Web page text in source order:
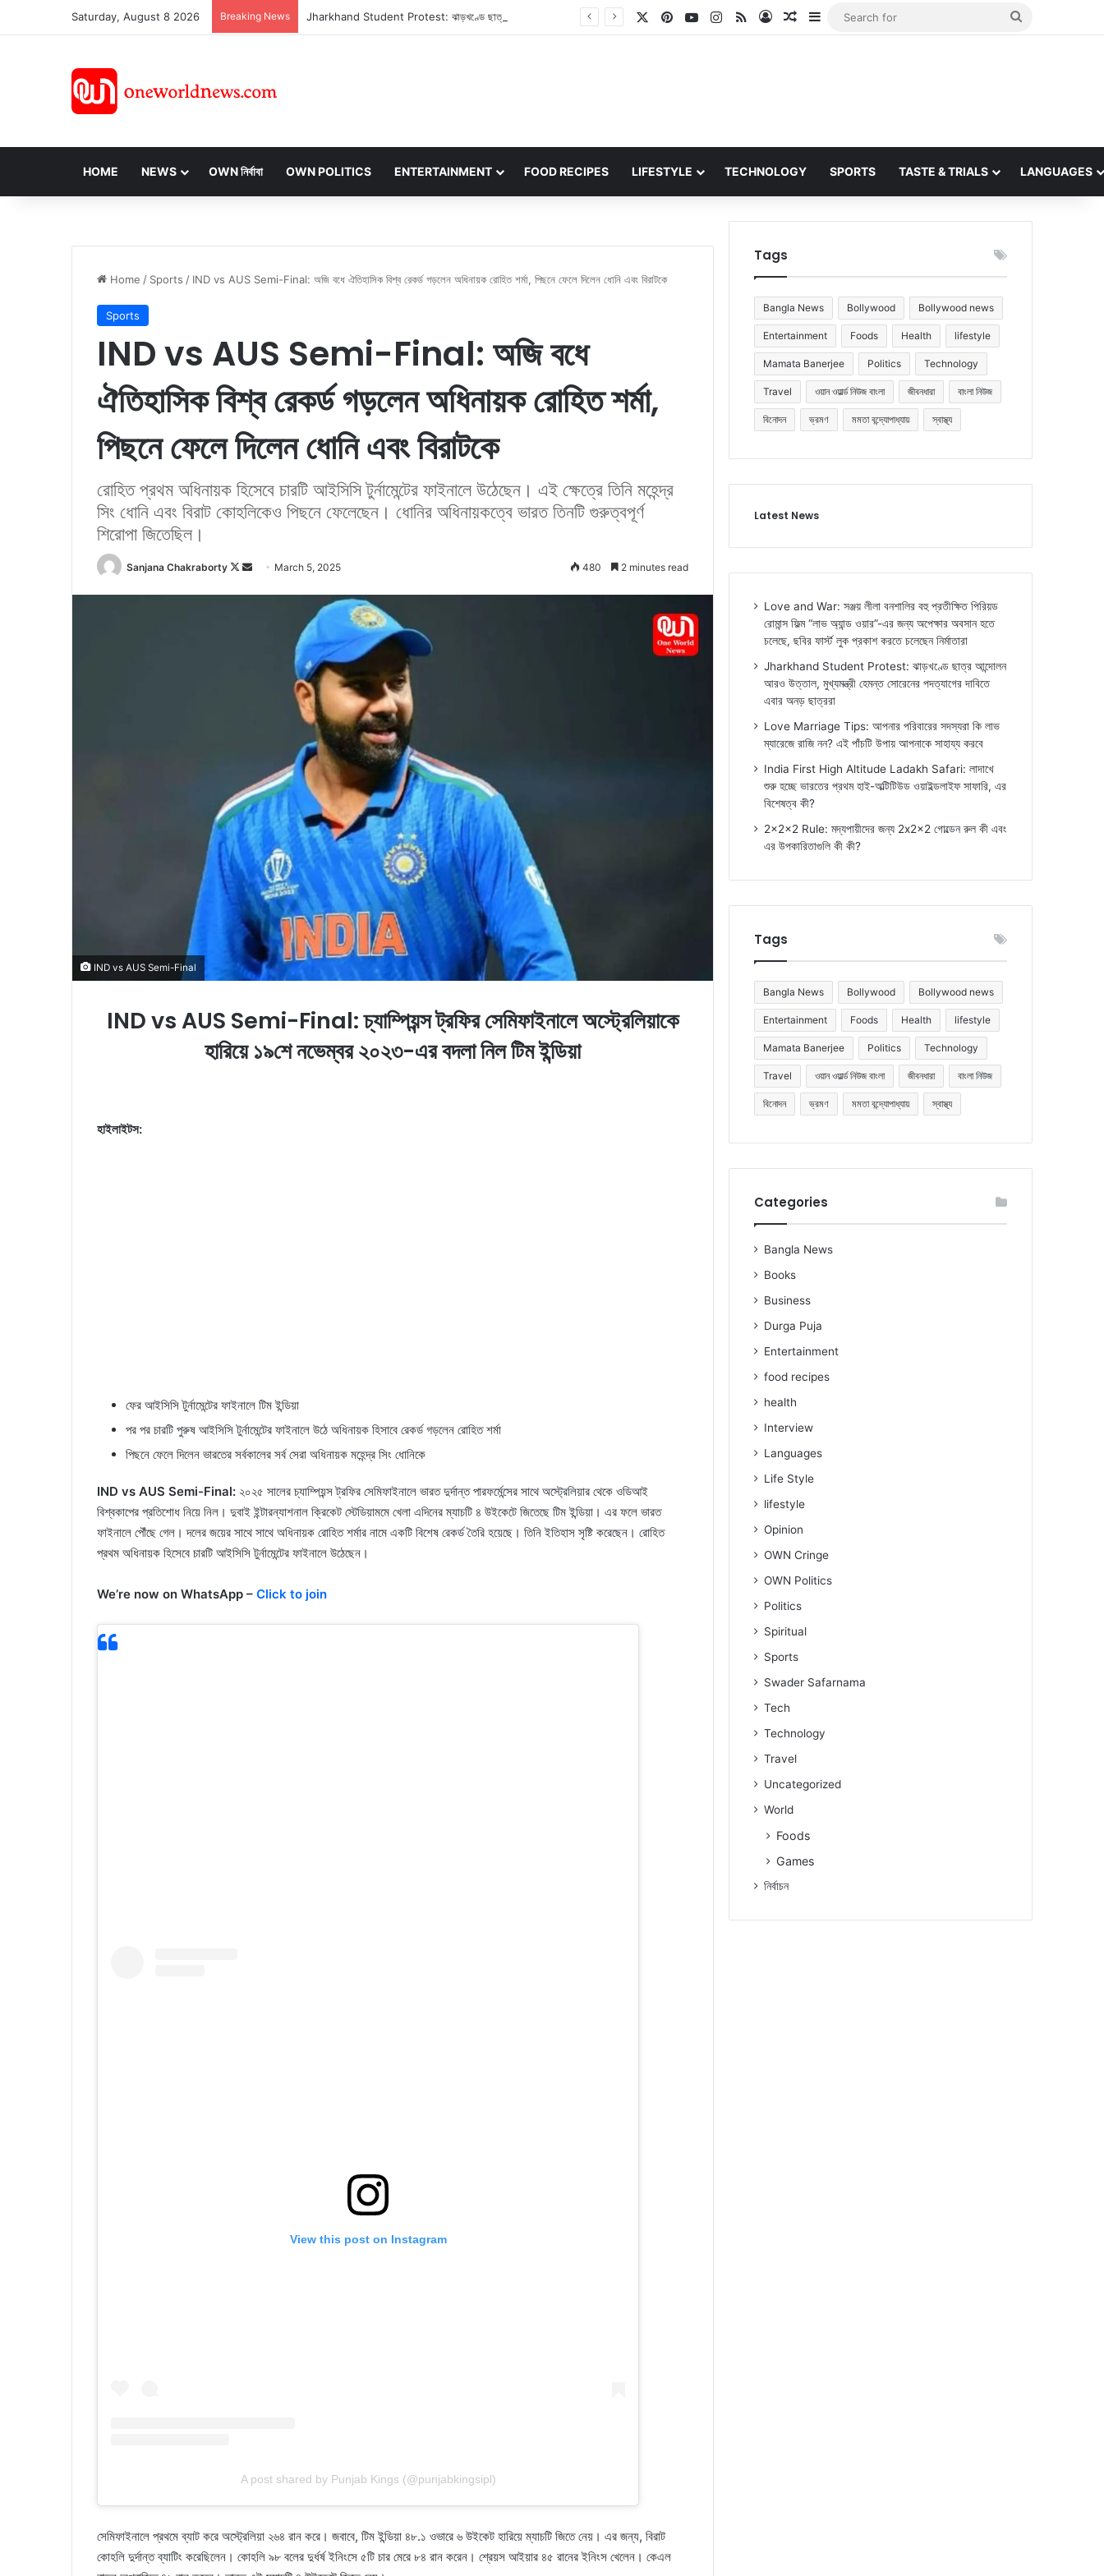
Saturday, August 8 2026 Breaking News PinterestYouTubeInstagram
RSS Log InRandom Article
Sidebar
HOME NEWS OWN নির্বাবা OWN POLITICS ENTERTAINMENT FOOD RECIPES LIFESTYLE TECHNOLOGY SPORTS TASTE & TRIALS LANGUAGES
Home / Sports / IND vs AUS Semi-Final: অজি বধে ঐতিহাসিক বিশ্ব রেকর্ড গড়লেন অধিনায়ক রোহিত শর্মা, পিছনে ফেলে দিলেন ধোনি এবং বিরাটকে
Sports
IND vs AUS Semi-Final: অজি বধে
ঐতিহাসিক বিশ্ব রেকর্ড গড়লেন অধিনায়ক রোহিত শর্মা,
পিছনে ফেলে দিলেন ধোনি এবং বিরাটকে
রোহিত প্রথম অধিনায়ক হিসেবে চারটি আইসিসি টুর্নামেন্টের ফাইনালে উঠেছেন। এই ক্ষেত্রে তিনি মহেন্দ্র
সিং ধোনি এবং বিরাট কোহলিকেও পিছনে ফেলেছেন। ধোনির অধিনায়কত্বে ভারত তিনটি গুরুত্বপূর্ণ
শিরোপা জিতেছিল।
Sanjana Chakraborty
F
March 5, 2025 480 2 minutes read
IND vs AUS Semi-Final
IND vs AUS Semi-Final: চ্যাম্পিয়ন্স ট্রফির সেমিফাইনালে অস্ট্রেলিয়াকে
হারিয়ে ১৯শে নভেম্বর ২০২৩-এর বদলা নিল টিম ইন্ডিয়া
হাইলাইটস:
ফের আইসিসি টুর্নামেন্টের ফাইনালে টিম ইন্ডিয়া
পর পর চারটি পুরুষ আইসিসি টুর্নামেন্টের ফাইনালে উঠে অধিনায়ক হিসাবে রেকর্ড গড়লেন রোহিত শর্মা
পিছনে ফেলে দিলেন ভারতের সর্বকালের সর্ব সেরা অধিনায়ক মহেন্দ্র সিং ধোনিকে
IND vs AUS Semi-Final: ২০২৫ সালের চ্যাম্পিয়ন্স ট্রফির সেমিফাইনালে ভারত দুর্দান্ত পারফর্মেন্সের সাথে অস্ট্রেলিয়ার থেকে ওডিআই
বিশ্বকাপের প্রতিশোধ নিয়ে নিল। দুবাই ইন্টারন্যাশনাল ক্রিকেট স্টেডিয়ামমে খেলা এদিনের ম্যাচটি ৪ উইকেটে জিতেছে টিম ইন্ডিয়া। এর ফলে ভারত
ফাইনালে পৌঁছে গেল। দলের জয়ের সাথে সাথে অধিনায়ক রোহিত শর্মার নামে একটি বিশেষ রেকর্ড তৈরি হয়েছে। তিনি ইতিহাস সৃষ্টি করেছেন। রোহিত
প্রথম অধিনায়ক হিসেবে চারটি আইসিসি টুর্নামেন্টের ফাইনালে উঠেছেন।
We’re now on WhatsApp – Click to join
View this post on Instagram
A post shared by Punjab Kings (@punjabkingsipl)
সেমিফাইনালে প্রথমে ব্যাট করে অস্ট্রেলিয়া ২৬৪ রান করে। জবাবে, টিম ইন্ডিয়া ৪৮.১ ওভারে ৬ উইকেট হারিয়ে ম্যাচটি জিতে নেয়। এর জন্য, বিরাট
কোহলি দুর্দান্ত ব্যাটিং করেছিলেন। কোহলি ৯৮ বলের দুর্ধর্ষ ইনিংসে ৫টি চার মেরে ৮৪ রান করেন। শ্রেয়স আইয়ার ৪৫ রানের ইনিংস খেলেন। কেএল
Tags
Bangla News Bollywood Bollywood news
Entertainment Foods Health lifestyle
Mamata Banerjee Politics Technology
Travel ওয়ান ওয়ার্ল্ড নিউজ বাংলা জীবনধারা বাংলা নিউজ
বিনোদন ভ্রমণ মমতা বন্দ্যোপাধ্যায় স্বাস্থ্য
Latest News
Love and War: সঞ্জয় লীলা বনশালির বহু প্রতীক্ষিত পিরিয়ড
রোমান্স ফিল্ম “লাভ অ্যান্ড ওয়ার”-এর জন্য অপেক্ষার অবসান হতে
চলেছে, ছবির ফার্স্ট লুক প্রকাশ করতে চলেছেন নির্মাতারা
Jharkhand Student Protest: ঝাড়খণ্ডে ছাত্র আন্দোলন
আরও উত্তাল, মুখ্যমন্ত্রী হেমন্ত সোরেনের পদত্যাগের দাবিতে
এবার অনড় ছাত্ররা
Love Marriage Tips: আপনার পরিবারের সদস্যরা কি লাভ
ম্যারেজে রাজি নন? এই পাঁচটি উপায় আপনাকে সাহায্য করবে
India First High Altitude Ladakh Safari: লাদাখে
শুরু হচ্ছে ভারতের প্রথম হাই-অল্টিটিউড ওয়াইল্ডলাইফ সাফারি, এর
বিশেষত্ব কী?
2x2x2 Rule: মদ্যপায়ীদের জন্য 2x2x2 গোল্ডেন রুল কী এবং
এর উপকারিতাগুলি কী কী?
Tags
Bangla News Bollywood Bollywood news
Entertainment Foods Health lifestyle
Mamata Banerjee Politics Technology
Travel ওয়ান ওয়ার্ল্ড নিউজ বাংলা জীবনধারা বাংলা নিউজ
বিনোদন ভ্রমণ মমতা বন্দ্যোপাধ্যায় স্বাস্থ্য
Categories
Bangla News
Books
Business
Durga Puja
Entertainment
food recipes
health
Interview
Languages
Life Style
lifestyle
Opinion
OWN Cringe
OWN Politics
Politics
Spiritual
Sports
Swader Safarnama
Tech
Technology
Travel
Uncategorized
World
Foods
Games
নিৰ্বাচন